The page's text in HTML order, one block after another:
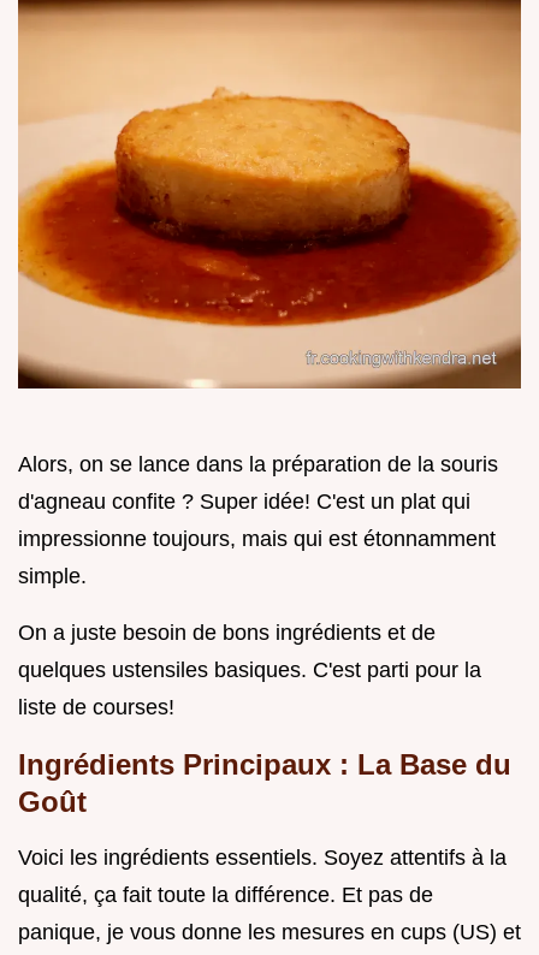
Alors, on se lance dans la préparation de la souris
d'agneau confite ? Super idée! C'est un plat qui
impressionne toujours, mais qui est étonnamment
simple.
On a juste besoin de bons ingrédients et de
quelques ustensiles basiques. C'est parti pour la
liste de courses!
Ingrédients Principaux : La Base du
Goût
Voici les ingrédients essentiels. Soyez attentifs à la
qualité, ça fait toute la différence. Et pas de
panique, je vous donne les mesures en cups (US) et